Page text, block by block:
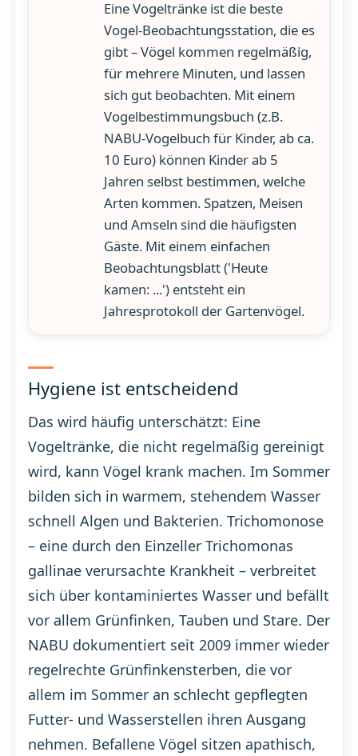
Eine Vogeltränke ist die beste
Vogel-Beobachtungsstation, die es
gibt – Vögel kommen regelmäßig,
für mehrere Minuten, und lassen
sich gut beobachten. Mit einem
Vogelbestimmungsbuch (z.B.
NABU-Vogelbuch für Kinder, ab ca.
10 Euro) können Kinder ab 5
Jahren selbst bestimmen, welche
Arten kommen. Spatzen, Meisen
und Amseln sind die häufigsten
Gäste. Mit einem einfachen
Beobachtungsblatt ('Heute
kamen: ...') entsteht ein
Jahresprotokoll der Gartenvögel.
Hygiene ist entscheidend
Das wird häufig unterschätzt: Eine
Vogeltränke, die nicht regelmäßig gereinigt
wird, kann Vögel krank machen. Im Sommer
bilden sich in warmem, stehendem Wasser
schnell Algen und Bakterien. Trichomonose
– eine durch den Einzeller Trichomonas
gallinae verursachte Krankheit – verbreitet
sich über kontaminiertes Wasser und befällt
vor allem Grünfinken, Tauben und Stare. Der
NABU dokumentiert seit 2009 immer wieder
regelrechte Grünfinkensterben, die vor
allem im Sommer an schlecht gepflegten
Futter- und Wasserstellen ihren Ausgang
nehmen. Befallene Vögel sitzen apathisch,